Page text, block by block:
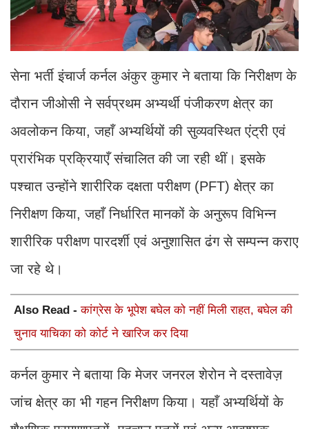
सेना भर्ती इंचार्ज कर्नल अंकुर कुमार ने बताया कि निरीक्षण के
दौरान जीओसी ने सर्वप्रथम अभ्यर्थी पंजीकरण क्षेत्र का
अवलोकन किया, जहाँ अभ्यर्थियों की सुव्यवस्थित एंट्री एवं
प्रारंभिक प्रक्रियाएँ संचालित की जा रही थीं। इसके
पश्चात उन्होंने शारीरिक दक्षता परीक्षण (PFT) क्षेत्र का
निरीक्षण किया, जहाँ निर्धारित मानकों के अनुरूप विभिन्न
शारीरिक परीक्षण पारदर्शी एवं अनुशासित ढंग से सम्पन्न कराए
जा रहे थे।
Also Read -कांग्रेस के भूपेश बघेल को नहीं मिली राहत, बघेल की
चुनाव याचिका को कोर्ट ने खारिज कर दिया
कर्नल कुमार ने बताया कि मेजर जनरल शेरोन ने दस्तावेज़
जांच क्षेत्र का भी गहन निरीक्षण किया। यहाँ अभ्यर्थियों के